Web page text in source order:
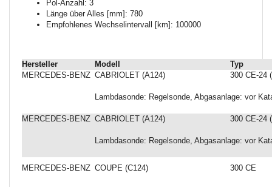
Pol-Anzahl: 3
Länge über Alles [mm]: 780
Empfohlenes Wechselintervall [km]: 100000
Hersteller Modell
Typ
MERCEDES-BENZ CABRIOLET (A124) 300 CE-24
Lambdasonde: Regelsonde, Abgasanlage: vor
MERCEDES-BENZ CABRIOLET (A124) 300 CE-24
Lambdasonde: Regelsonde, Abgasanlage: vor
MERCEDES-BENZ COUPE (C124) 300 CE